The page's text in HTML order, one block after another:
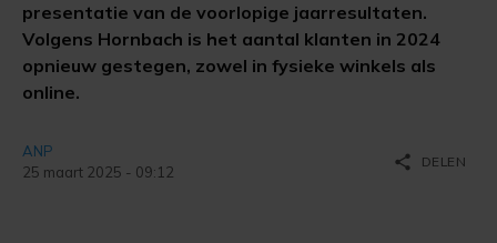
presentatie van de voorlopige jaarresultaten.
Volgens Hornbach is het aantal klanten in 2024
opnieuw gestegen, zowel in fysieke winkels als
online.
ANP
25 maart 2025 - 09:12
share DELEN